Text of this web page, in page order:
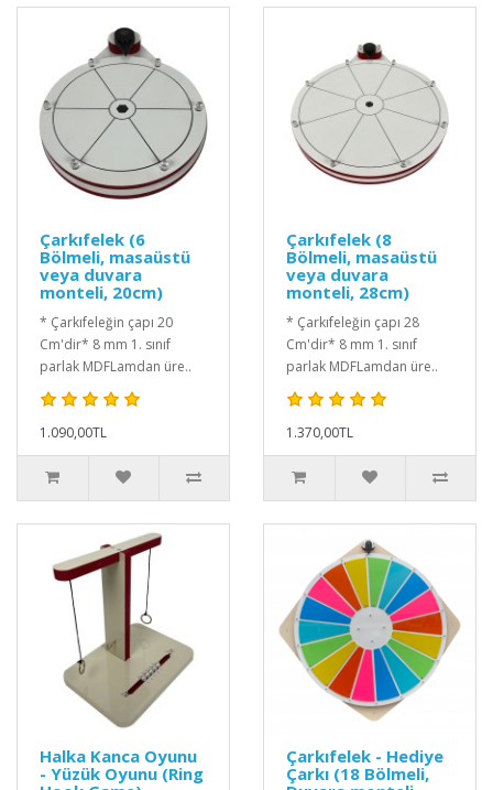
Çarkıfelek (6
Bölmeli, masaüstü
veya duvara
monteli, 20cm)
* Çarkıfeleğin çapı 20
Cm'dir* 8 mm 1. sınıf
parlak MDFLamdan üre..
1.090,00TL
Çarkıfelek (8
Bölmeli, masaüstü
veya duvara
monteli, 28cm)
* Çarkıfeleğin çapı 28
Cm'dir* 8 mm 1. sınıf
parlak MDFLamdan üre..
1.370,00TL
Halka Kanca Oyunu
- Yüzük Oyunu (Ring
Çarkıfelek - Hediye
Çarkı (18 Bölmeli,